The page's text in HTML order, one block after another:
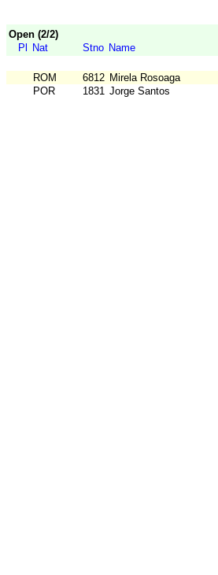
Open (2/2)
Pl
Nat Stno Name
ROM 6812 Mirela Rosoaga
POR
1831 Jorge Santos